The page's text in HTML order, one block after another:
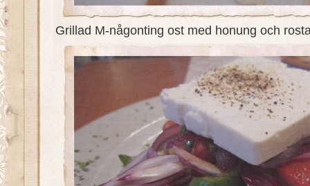
Grillad M-någonting ost med honung och